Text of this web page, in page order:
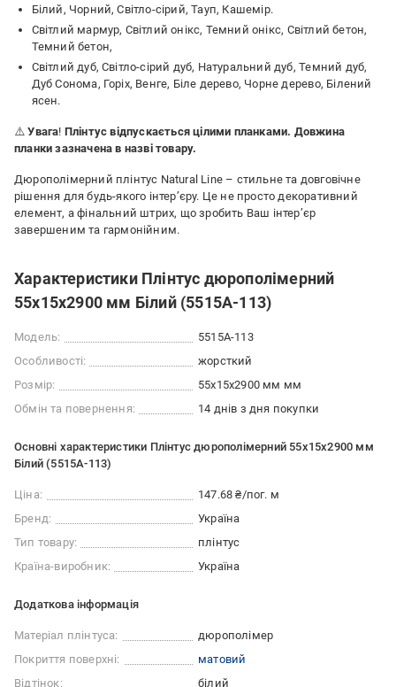
Білий, Чорний, Світло-сірий, Тауп, Кашемір.
Світлий мармур, Світлий онікс, Темний онікс, Світлий бетон,
Темний бетон,
Світлий дуб, Світло-сірий дуб, Натуральний дуб, Темний дуб,
Дуб Сонома, Горіх, Венге, Біле дерево, Чорне дерево, Білений
ясен.
⚠️Увага! Плінтус відпускається цілими планками. Довжина
планки зазначена в назві товару.
Дюрополімерний плінтус Natural Line – стильне та довговічне
рішення для будь-якого інтер’єру. Це не просто декоративний
елемент, а фінальний штрих, що зробить Ваш інтер’єр
завершеним та гармонійним.
Характеристики Плінтус дюрополімерний
55х15х2900 мм Білий (5515A-113)
Модель:
5515A-113
Особливості:
жорсткий
Розмір:
55х15х2900 мм мм
Обмін та повернення:
14 днів з дня покупки
Основні характеристики Плінтус дюрополімерний 55х15х2900 мм
Білий (5515A-113)
Ціна:
147.68 ₴/пог. м
Бренд:
Україна
Тип товару:
плінтус
Країна-виробник:
Україна
Додаткова інформація
Матеріал плінтуса:
дюрополімер
Покриття поверхні:
матовий
Відтінок:
білий